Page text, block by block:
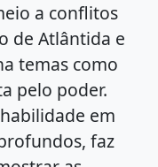
a conflitos
de Atlântida e
temas como
pelo poder.
em
faz